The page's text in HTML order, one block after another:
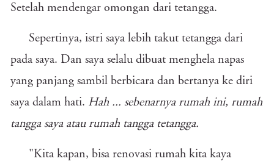
Setelah mendengar omongan dari tetangga.
Sepertinya, istri saya lebih takut tetangga dari
pada saya. Dan saya selalu dibuat menghela napas
yang panjang sambil berbicara dan bertanya ke diri
saya dalam hati. Hah ... sebenarnya rumah ini, rumah
tangga saya atau rumah tangga tetangga.
"Kita kapan, bisa renovasi rumah kita kaya